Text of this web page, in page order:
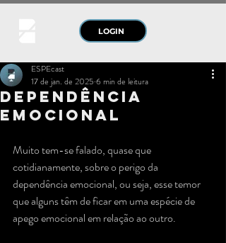
LOGIN
Dependência
emocional
ESPEcast
17 de jan. de 2025 6 min de leitura
Muito tem-se falado, quase que
cotidianamente, sobre o perigo da
dependência emocional, ou seja, esse temor
que alguns têm de ficar em uma espécie de
apego emocional em relação ao outro.